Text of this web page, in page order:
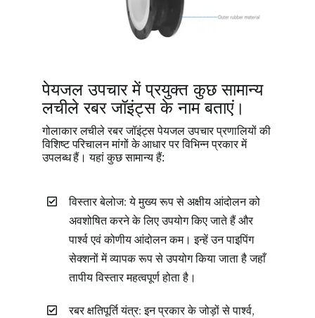
पेयजल उपचार में प्रयुक्त कुछ सामान्य
लचीले रबर जॉइंट्स के नाम बताएं।
गोलाकार लचीले रबर जॉइंट्स पेयजल उपचार प्रणालियों की
विशिष्ट परिचालन मांगों के आधार पर विभिन्न प्रकार में
उपलब्ध हैं। यहां कुछ सामान्य हैं:
विस्तार बेलोज: ये मुख्य रूप से अक्षीय आंदोलन को
अवशोषित करने के लिए उपयोग किए जाते हैं और
पार्श्व एवं कोणीय आंदोलन कम। इन्हें उन पाइपिंग
सेक्शनों में व्यापक रूप से उपयोग किया जाता है जहाँ
तापीय विस्तार महत्वपूर्ण होता है।
रबर क्षतिपूर्ति यंत्र: इन प्रकार के जोड़ों से पार्श्व,